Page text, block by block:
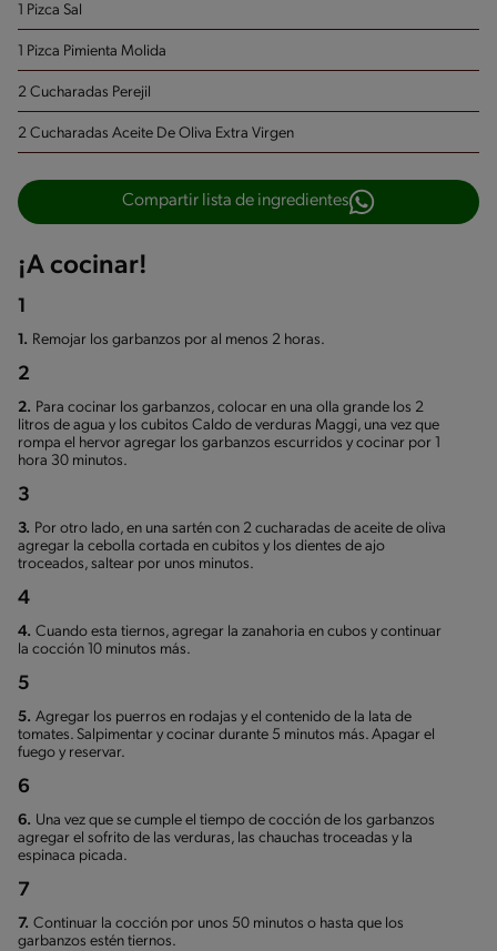
1 Pizca Sal
1 Pizca Pimienta Molida
2 Cucharadas Perejil
2 Cucharadas Aceite De Oliva Extra Virgen
Compartir lista de ingredientes
¡A cocinar!
1
1. Remojar los garbanzos por al menos 2 horas.
2
2. Para cocinar los garbanzos, colocar en una olla grande los 2
litros de agua y los cubitos Caldo de verduras Maggi, una vez que
rompa el hervor agregar los garbanzos escurridos y cocinar por 1
hora 30 minutos.
3
3. Por otro lado, en una sartén con 2 cucharadas de aceite de oliva
agregar la cebolla cortada en cubitos y los dientes de ajo
troceados, saltear por unos minutos.
4
4. Cuando esta tiernos, agregar la zanahoria en cubos y continuar
la cocción 10 minutos más.
5
5. Agregar los puerros en rodajas y el contenido de la lata de
tomates. Salpimentar y cocinar durante 5 minutos más. Apagar el
fuego y reservar.
6
6. Una vez que se cumple el tiempo de cocción de los garbanzos
agregar el sofrito de las verduras, las chauchas troceadas y la
espinaca picada.
7
7. Continuar la cocción por unos 50 minutos o hasta que los
garbanzos estén tiernos.